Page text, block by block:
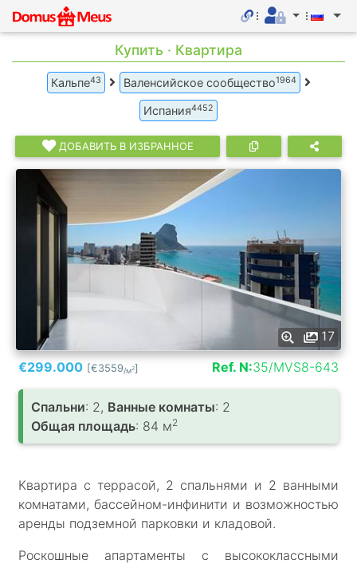
Купить · Квартира
Кальпе43 Валенсийское сообщество1964
Испания4452
ДОБАВИТЬ В ИЗБРАННОЕ
17
€299.000 [€3559/м2] Ref. N:35/MVS8-643
Спальни: 2, Ванные комнаты: 2
Общая площадь: 84 м2
Квартира с террасой, 2 спальнями и 2 ванными
комнатами, бассейном-инфинити и возможностью
аренды подземной парковки и кладовой.
Роскошные апартаменты с высококлассными